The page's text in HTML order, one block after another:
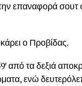
επαναφορά σουτ
ο Προβίδας.
από τα δεξιά
ενώ